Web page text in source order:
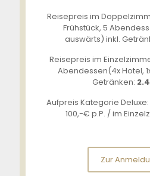
Reisepreis im
Frühstück, 5
auswärts) inkl.
Reisepreis im
Abendessen(4x Hotel,
Getränken:
Aufpreis Kategorie
100,-€ p.P. / im
Zur